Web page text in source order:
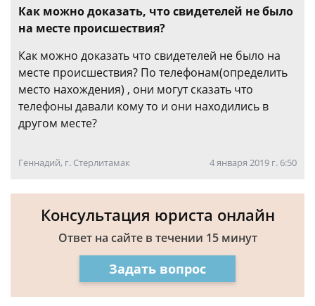
Как можно доказать, что свидетелей не было
на месте происшествия?
Как можно доказать что свидетелей не было на
месте происшествия? По телефонам(определить
место нахождения) , они могут сказать что
телефоны давали кому то и они находились в
другом месте?
Геннадий, г. Стерлитамак 4 января 2019 г. 6:50
Консультация юриста онлайн
Ответ на сайте в течении 15 минут
Задать вопрос